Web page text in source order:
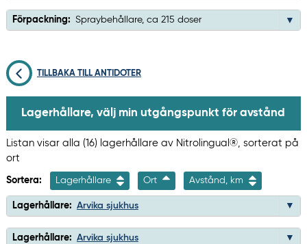
Förpackning: Spraybehållare, ca 215 doser
TILLBAKA TILL ANTIDOTER
Lagerhållare, välj min utgångspunkt för avstånd
Listan visar alla (16) lagerhållare av Nitrolingual®, sorterat på
ort
Sortera: Lagerhållare Ort Avstånd, km
Lagerhållare: Arvika sjukhus
Lagerhållare: Arvika sjukhus